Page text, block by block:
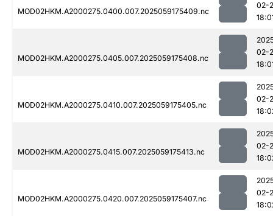
MOD02HKM.A2000275.0400.007.2025059175409.nc
02-
MOD02HKM.A2000275.0405.007.2025059175408.nc
02-
MOD02HKM.A2000275.0410.007.2025059175405.nc
02-
MOD02HKM.A2000275.0415.007.2025059175413.nc
02-
MOD02HKM.A2000275.0420.007.2025059175407.nc
02-